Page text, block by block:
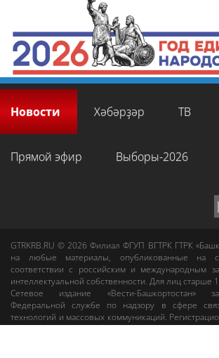
Новости Хәбәрҙәр ТВ
Прямой эфир Выборы-2026
GTRKRB.RU © 2026Филиал ФГУП ВГТРК ГТРК
на любые материалы, опубликованные на
соответствии с российским и международным
интеллектуальной собственности. Для лиц старше
Сетевое издание «Вести-Башкортостан»
Федеральной службе по надзору в сфере
технологий и массовых коммуникаций.
№ ФС 77-89959 от 22.08.2025 г. Доменное имя: